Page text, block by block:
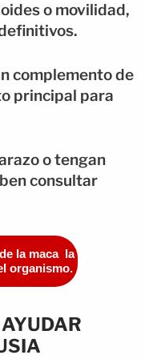
o movilidad,
complemento de
principal para
o tengan
consultar
la maca la
organismo.